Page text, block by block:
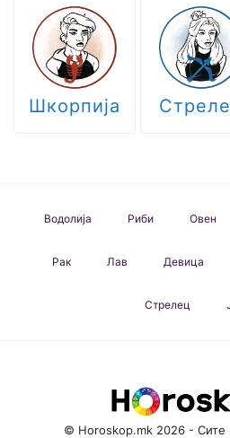
Шкорпија
Водолија Риби Овен
Рак Лав Девица
Стрелец
© Horoskop.mk 2026 - Сите